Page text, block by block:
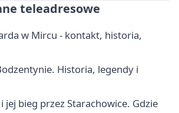
teleadresowe
w Mircu - kontakt, historia,
Historia, legendy i
jej bieg przez Starachowice. Gdzie